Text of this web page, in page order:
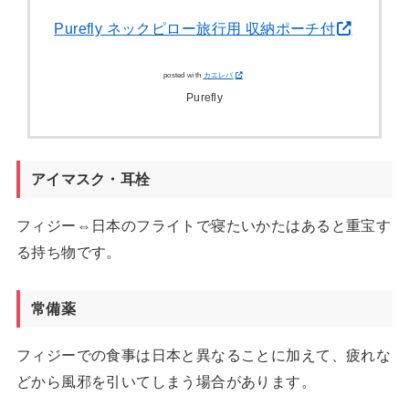
Purefly ネックピロー旅行用 収納ポーチ付
posted with カエレバ
Purefly
アイマスク・耳栓
フィジー⇔日本のフライトで寝たいかたはあると重宝す
る持ち物です。
常備薬
フィジーでの食事は日本と異なることに加えて、疲れな
どから風邪を引いてしまう場合があります。